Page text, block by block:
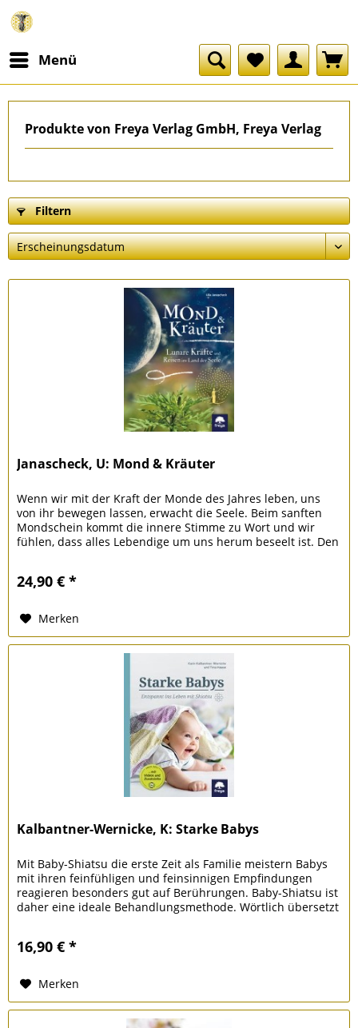
Menü
Produkte von Freya Verlag GmbH, Freya Verlag
Filtern
Janascheck, U: Mond & Kräuter
Wenn wir mit der Kraft der Monde des Jahres leben, uns
von ihr bewegen lassen, erwacht die Seele. Beim sanften
Mondschein kommt die innere Stimme zu Wort und wir
fühlen, dass alles Lebendige um uns herum beseelt ist. Den
24,90 € *
Merken
Kalbantner-Wernicke, K: Starke Babys
Mit Baby-Shiatsu die erste Zeit als Familie meistern Babys
mit ihren feinfühligen und feinsinnigen Empfindungen
reagieren besonders gut auf Berührungen. Baby-Shiatsu ist
daher eine ideale Behandlungsmethode. Wörtlich übersetzt
16,90 € *
Merken